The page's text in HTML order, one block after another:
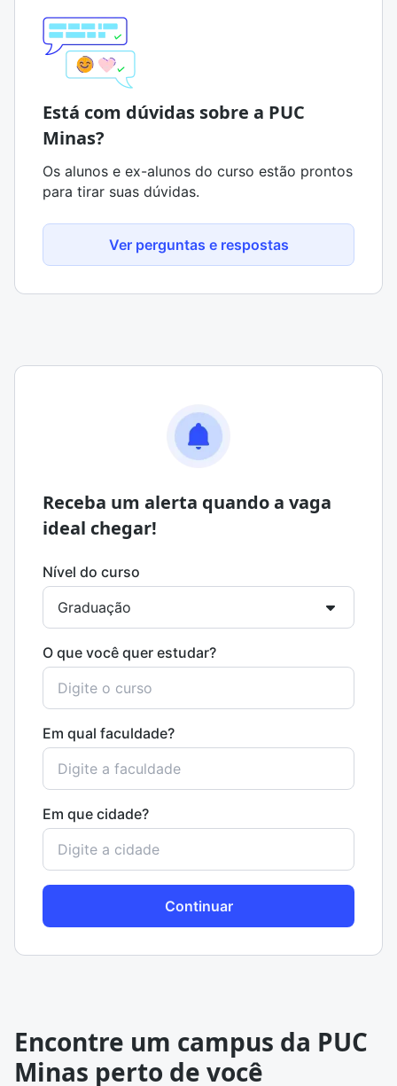
Está com dúvidas sobre a PUC
Minas?
Os alunos e ex-alunos do curso estão prontos
para tirar suas dúvidas.
Ver perguntas e respostas
Receba um alerta quando a vaga
ideal chegar!
Nível do curso
O que você quer estudar?
Em qual faculdade?
Em que cidade?
Continuar
Encontre um campus da PUC
Minas perto de você